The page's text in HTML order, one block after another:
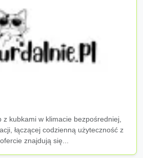
kubkami w klimacie bezpośredniej,
łączącej codzienną użyteczność z
znajdują się...